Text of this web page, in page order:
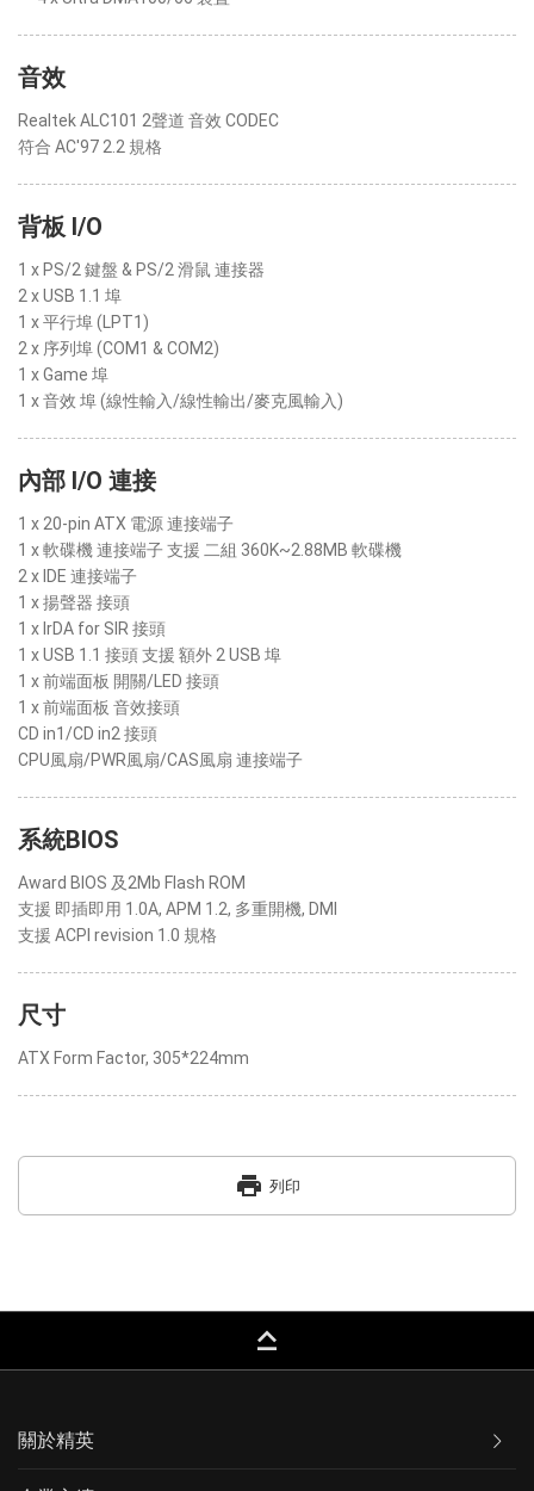
音效
Realtek ALC101 2聲道 音效 CODEC
符合 AC'97 2.2 規格
背板 I/O
1 x PS/2 鍵盤 & PS/2 滑鼠 連接器
2 x USB 1.1 埠
1 x 平行埠 (LPT1)
2 x 序列埠 (COM1 & COM2)
1 x Game 埠
1 x 音效 埠 (線性輸入/線性輸出/麥克風輸入)
內部 I/O 連接
1 x 20-pin ATX 電源 連接端子
1 x 軟碟機 連接端子 支援 二組 360K~2.88MB 軟碟機
2 x IDE 連接端子
1 x 揚聲器 接頭
1 x IrDA for SIR 接頭
1 x USB 1.1 接頭 支援 額外 2 USB 埠
1 x 前端面板 開關/LED 接頭
1 x 前端面板 音效接頭
CD in1/CD in2 接頭
CPU風扇/PWR風扇/CAS風扇 連接端子
系統BIOS
Award BIOS 及2Mb Flash ROM
支援 即插即用 1.0A, APM 1.2, 多重開機, DMI
支援 ACPI revision 1.0 規格
尺寸
ATX Form Factor, 305*224mm
print 列印
keyboard_capslock
關於精英